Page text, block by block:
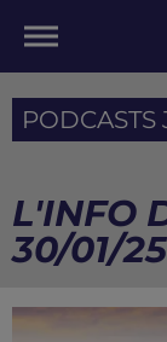
PODCASTS
L'INFO
30/01/